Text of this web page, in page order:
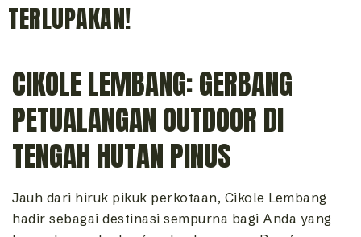
TERLUPAKAN!
CIKOLE LEMBANG: GERBANG
PETUALANGAN OUTDOOR DI
TENGAH HUTAN PINUS
Jauh dari hiruk pikuk perkotaan, Cikole Lembang
hadir sebagai destinasi sempurna bagi Anda yang